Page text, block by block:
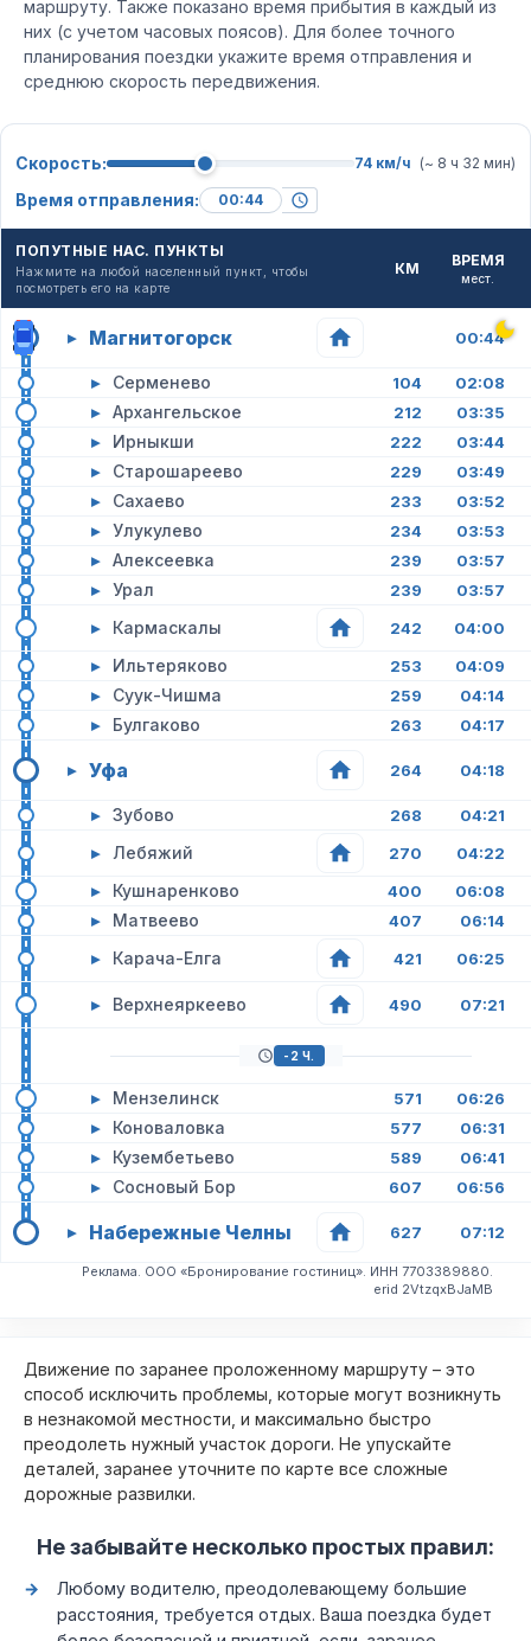
маршруту. Также показано время прибытия в каждый из
них (с учетом часовых поясов). Для более точного
планирования поездки укажите время отправления и
среднюю скорость передвижения.
Скорость: 74 км/ч (~ 8 ч 32 мин)
Время отправления:
ПОПУТНЫЕ НАС. ПУНКТЫ
Нажмите на любой населенный пункт, чтобы
посмотреть его на карте
КМ ВРЕМЯ
мест.
▸ Магнитогорск 00:44
▸ Серменево 104 02:08
▸ Архангельское 212 03:35
▸ Ирныкши 222 03:44
▸ Старошареево 229 03:49
▸ Сахаево 233 03:52
▸ Улукулево 234 03:53
▸ Алексеевка 239 03:57
▸ Урал 239 03:57
▸ Кармаскалы 242 04:00
▸ Ильтеряково 253 04:09
▸ Суук-Чишма 259 04:14
▸ Булгаково 263 04:17
▸ Уфа 264 04:18
▸ Зубово 268 04:21
▸ Лебяжий 270 04:22
▸ Кушнаренково 400 06:08
▸ Матвеево 407 06:14
▸ Карача-Елга 421 06:25
▸ Верхнеяркеево 490 07:21
-2 Ч.
▸ Мензелинск 571 06:26
▸ Коноваловка 577 06:31
▸ Кузембетьево 589 06:41
▸ Сосновый Бор 607 06:56
▸ Набережные Челны 627 07:12
Реклама. ООО «Бронирование гостиниц». ИНН 7703389880.
erid 2VtzqxBJaMB
Движение по заранее проложенному маршруту – это
способ исключить проблемы, которые могут возникнуть
в незнакомой местности, и максимально быстро
преодолеть нужный участок дороги. Не упускайте
деталей, заранее уточните по карте все сложные
дорожные развилки.
Не забывайте несколько простых правил:
Любому водителю, преодолевающему большие
расстояния, требуется отдых. Ваша поездка будет